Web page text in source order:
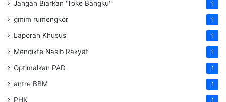
Jangan Biarkan 'Toke Bangku' 1
gmim rumengkor 1
Laporan Khusus 1
Mendikte Nasib Rakyat 1
Optimalkan PAD 1
antre BBM 1
PHK 1